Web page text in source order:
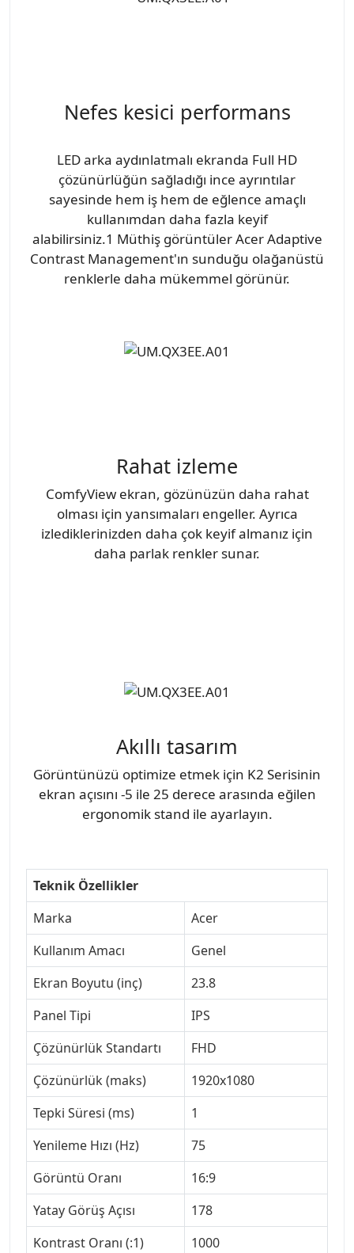
Nefes kesici performans
LED arka aydınlatmalı ekranda Full HD
çözünürlüğün sağladığı ince ayrıntılar
sayesinde hem iş hem de eğlence amaçlı
kullanımdan daha fazla keyif
alabilirsiniz.1 Müthiş görüntüler Acer Adaptive
Contrast Management'ın sunduğu olağanüstü
renklerle daha mükemmel görünür.
Rahat izleme
ComfyView ekran, gözünüzün daha rahat
olması için yansımaları engeller. Ayrıca
izlediklerinizden daha çok keyif almanız için
daha parlak renkler sunar.
Akıllı tasarım
Görüntünüzü optimize etmek için K2 Serisinin
ekran açısını -5 ile 25 derece arasında eğilen
ergonomik stand ile ayarlayın.
Teknik Özellikler
Marka
Acer
Kullanım Amacı
Genel
Ekran Boyutu (inç)
23.8
Panel Tipi
IPS
Çözünürlük Standartı
FHD
Çözünürlük (maks)
1920x1080
Tepki Süresi (ms)
1
Yenileme Hızı (Hz)
75
Görüntü Oranı
16:9
Yatay Görüş Açısı
178
Kontrast Oranı (:1)
1000